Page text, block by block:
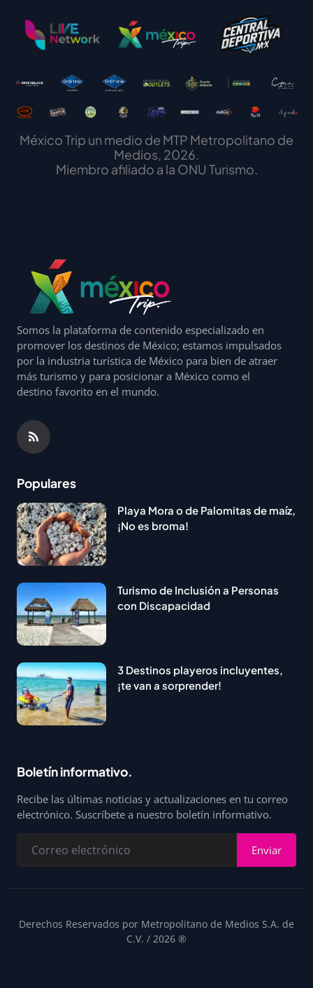
México Trip un medio de MTP Metropolitano de
Medios, 2026.
Miembro afiliado a la ONU Turismo.
Somos la plataforma de contenido especializado en
promover los destinos de México; estamos impulsados
por la industria turística de México para bien de atraer
más turismo y para posicionar a México como el
destino favorito en el mundo.
Populares
Playa Mora o de Palomitas de maíz,
¡No es broma!
Turismo de Inclusión a Personas
con Discapacidad
3 Destinos playeros incluyentes,
¡te van a sorprender!
Boletín informativo.
Recibe las últimas noticias y actualizaciones en tu correo
electrónico. Suscríbete a nuestro boletín informativo.
Enviar
Derechos Reservados por Metropolitano de Medios S.A. de
C.V. / 2026 ®